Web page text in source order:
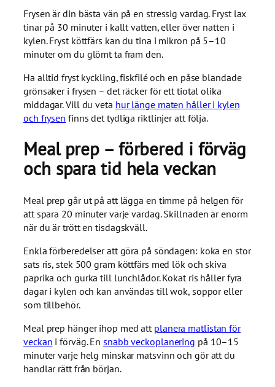
Frysen är din bästa vän på en stressig vardag. Fryst lax
tinar på 30 minuter i kallt vatten, eller över natten i
kylen. Fryst köttfärs kan du tina i mikron på 5–10
minuter om du glömt ta fram den.
Ha alltid fryst kyckling, fiskfilé och en påse blandade
grönsaker i frysen – det räcker för ett tiotal olika
middagar. Vill du veta hur länge maten håller i kylen
och frysen finns det tydliga riktlinjer att följa.
Meal prep – förbered i förväg
och spara tid hela veckan
Meal prep går ut på att lägga en timme på helgen för
att spara 20 minuter varje vardag. Skillnaden är enorm
när du är trött en tisdagskväll.
Enkla förberedelser att göra på söndagen: koka en stor
sats ris, stek 500 gram köttfärs med lök och skiva
paprika och gurka till lunchlådor. Kokat ris håller fyra
dagar i kylen och kan användas till wok, soppor eller
som tillbehör.
Meal prep hänger ihop med attplanera matlistan för
veckan i förväg. Ensnabb veckoplanering på 10–15
minuter varje helg minskar matsvinn och gör att du
handlar rätt från början.